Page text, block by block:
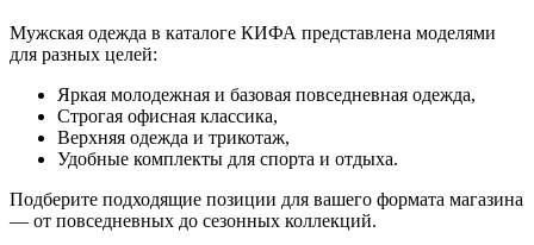
Мужская одежда в каталоге КИФА представлена моделями
для разных целей:
Яркая молодежная и базовая повседневная одежда,
Строгая офисная классика,
Верхняя одежда и трикотаж,
Удобные комплекты для спорта и отдыха.
Подберите подходящие позиции для вашего формата магазина
— от повседневных до сезонных коллекций.